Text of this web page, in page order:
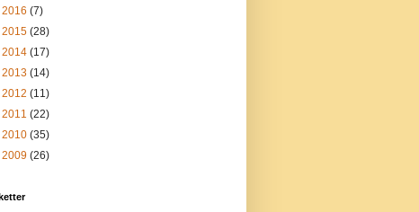
2016 (7)
2015 (28)
2014 (17)
2013 (14)
2012 (11)
2011 (22)
2010 (35)
2009 (26)